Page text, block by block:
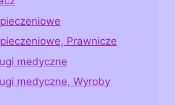
Prawnicze
medyczne
medyczne, Wyroby